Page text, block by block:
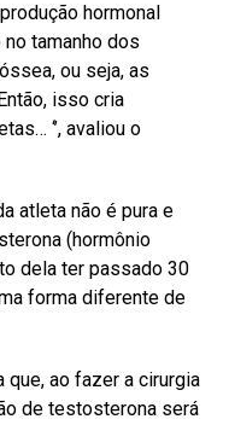
hormonal
tamanho dos
ou seja, as
isso cria
‘’, avaliou o
atleta não é pura e
(hormônio
dela ter passado 30
forma diferente de
que, ao fazer a cirurgia
de testosterona será